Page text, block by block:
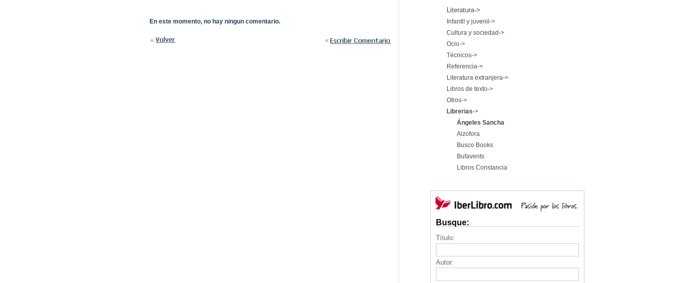
En este momento, no hay ningun comentario.
Literatura->
Infantil y juvenil->
Cultura y sociedad->
Ocio->
Técnicos->
Referencia->
Literatura extranjera->
Libros de texto->
Otros->
Librerias->
Ángeles Sancha
Alzofora
Busco Books
Bufavents
Libros Constancia
Busque:
Título:
Autor: